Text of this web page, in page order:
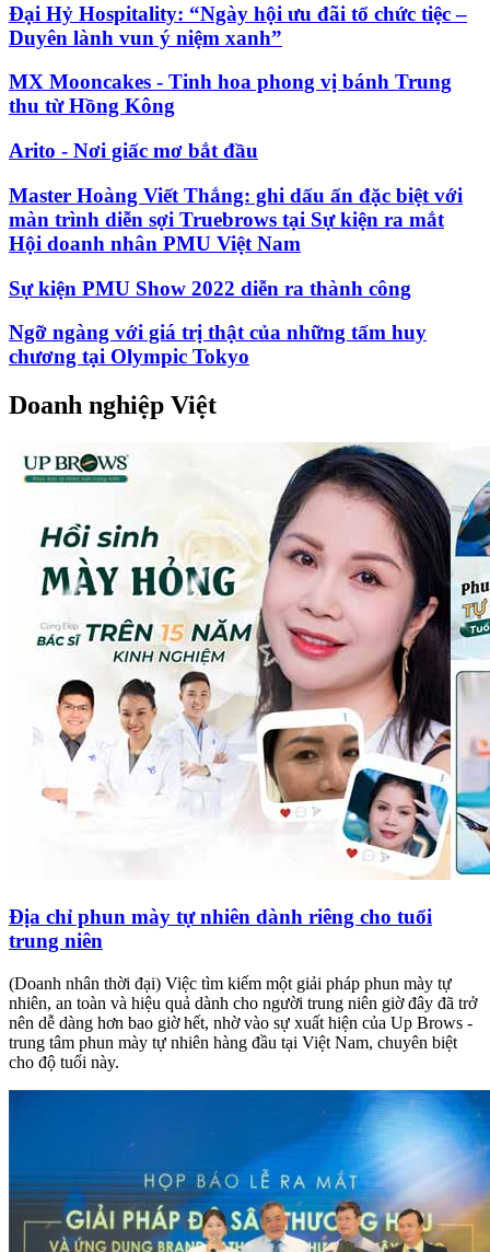
Đại Hỷ Hospitality: “Ngày hội ưu đãi tổ chức tiệc –
Duyên lành vun ý niệm xanh”
MX Mooncakes - Tinh hoa phong vị bánh Trung
thu từ Hồng Kông
Arito - Nơi giấc mơ bắt đầu
Master Hoàng Viết Thắng: ghi dấu ấn đặc biệt với
màn trình diễn sợi Truebrows tại Sự kiện ra mắt
Hội doanh nhân PMU Việt Nam
Sự kiện PMU Show 2022 diễn ra thành công
Ngỡ ngàng với giá trị thật của những tấm huy
chương tại Olympic Tokyo
Doanh nghiệp Việt
Địa chỉ phun mày tự nhiên dành riêng cho tuổi
trung niên
(Doanh nhân thời đại) Việc tìm kiếm một giải pháp phun mày tự
nhiên, an toàn và hiệu quả dành cho người trung niên giờ đây đã trở
nên dễ dàng hơn bao giờ hết, nhờ vào sự xuất hiện của Up Brows -
trung tâm phun mày tự nhiên hàng đầu tại Việt Nam, chuyên biệt
cho độ tuổi này.